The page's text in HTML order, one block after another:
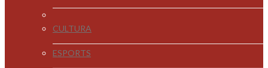
CULTURA
ESPORTS